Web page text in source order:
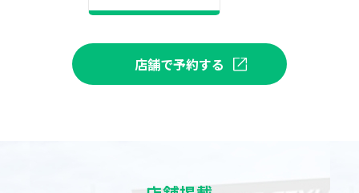
店舗で予約する